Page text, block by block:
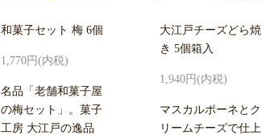
和菓子セット 梅 6個
1,770円(内税)
名品「老舗和菓子屋
の梅セット」。菓子
工房 大江戸の逸品
大江戸チーズどら焼
き 5個箱入
1,940円(内税)
マスカルポーネとク
リームチーズで仕上